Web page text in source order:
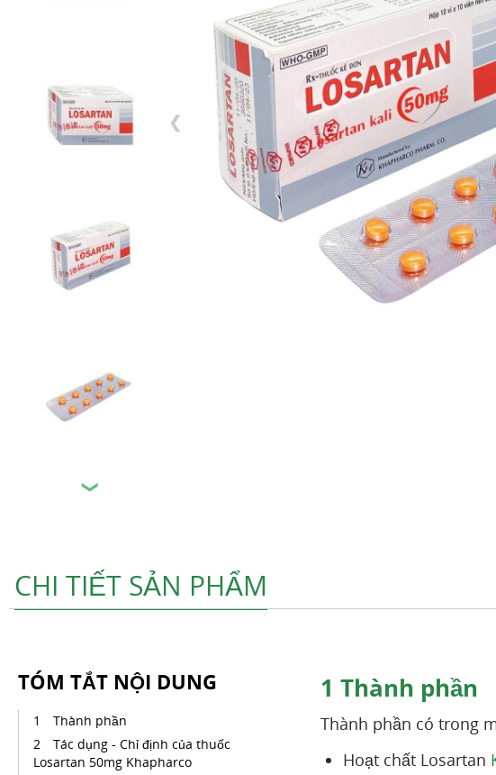
❯
❮
CHI TIẾT SẢN PHẨM
TÓM TẮT NỘI DUNG
Thành phần
Tác dụng - Chỉ định của thuốc
Losartan 50mg Khapharco
1 Thành phần
Thành phần có trong
Hoạt chất Losartan